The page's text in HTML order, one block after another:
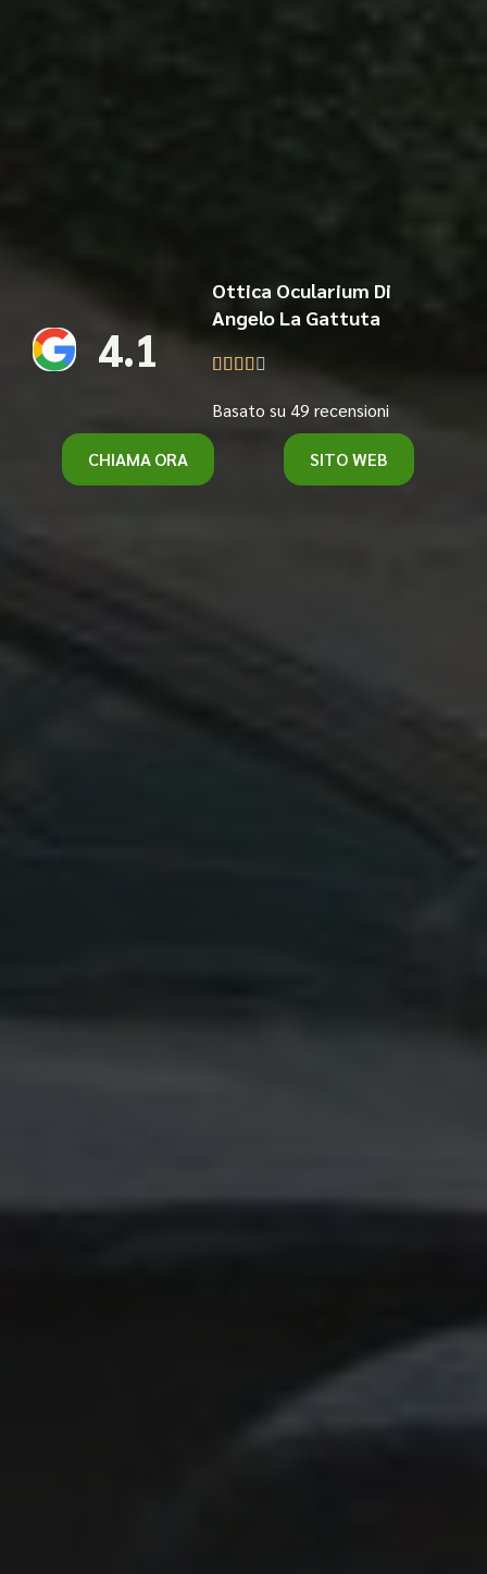
4.1
Ottica Ocularium Di
Angelo La Gattuta
    
Basato su 49 recensioni
CHIAMA ORA SITO WEB